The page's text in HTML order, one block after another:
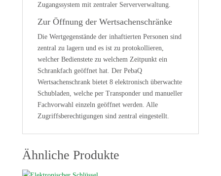
Zugangssystem mit zentraler Serververwaltung.
Zur Öffnung der Wertsachenschränke
Die Wertgegenstände der inhaftierten Personen sind
zentral zu lagern und es ist zu protokollieren,
welcher Bedienstete zu welchem Zeitpunkt ein
Schrankfach geöffnet hat. Der PebaQ
Wertsachenschrank bietet 8 elektronisch überwachte
Schubladen, welche per Transponder und manueller
Fachvorwahl einzeln geöffnet werden. Alle
Zugriffsberechtigungen sind zentral eingestellt.
Ähnliche Produkte